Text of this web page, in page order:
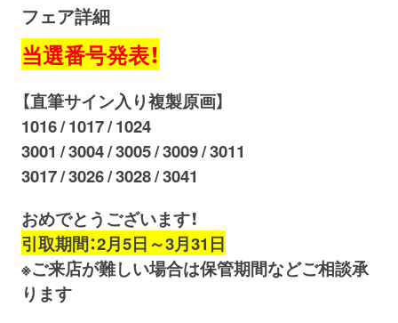
フェア詳細
当選番号発表！
【直筆サイン入り複製原画】
1016 / 1017 / 1024
3001 / 3004 / 3005 / 3009 / 3011
3017 / 3026 / 3028 / 3041
おめでとうございます！
引取期間：2月5日～3月31日
※ご来店が難しい場合は保管期間などご相談承
ります